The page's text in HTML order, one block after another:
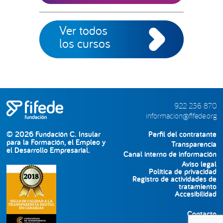
Ver todos
los cursos
© 2026 Fundación C. Insular
para la Formación, el Empleo y
el Desarrollo Empresarial.
922 236 870
informacion@fifede.org
Perfil del contratante
Transparencia
Canal interno de información
Aviso legal
Política de privacidad
Registro de actividades de
tratamiento
Accesibilidad
Contacto